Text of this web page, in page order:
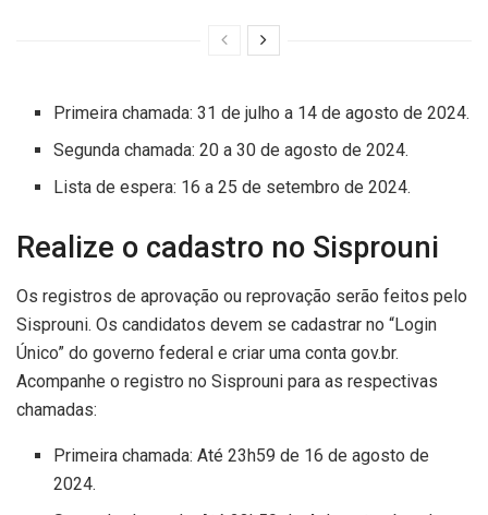
Primeira chamada: 31 de julho a 14 de agosto de 2024.
Segunda chamada: 20 a 30 de agosto de 2024.
Lista de espera: 16 a 25 de setembro de 2024.
Realize o cadastro no Sisprouni
Os registros de aprovação ou reprovação serão feitos pelo
Sisprouni. Os candidatos devem se cadastrar no “Login
Único” do governo federal e criar uma conta gov.br.
Acompanhe o registro no Sisprouni para as respectivas
chamadas:
Primeira chamada: Até 23h59 de 16 de agosto de
2024.